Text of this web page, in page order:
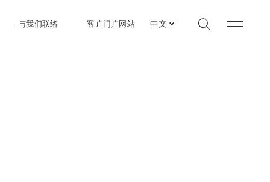
与我们联络 客户门户网站 中文